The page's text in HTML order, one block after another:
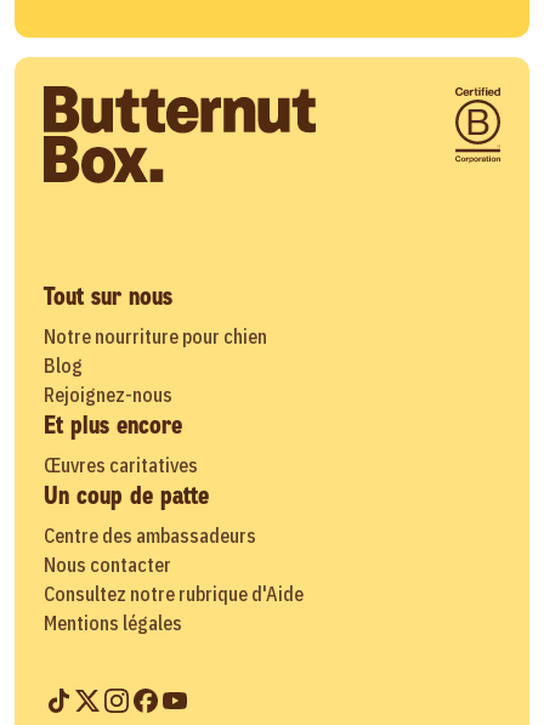
Tout sur nous
Notre nourriture pour chien
Blog
Rejoignez-nous
Et plus encore
Œuvres caritatives
Un coup de patte
Centre des ambassadeurs
Nous contacter
Consultez notre rubrique d'Aide
Mentions légales